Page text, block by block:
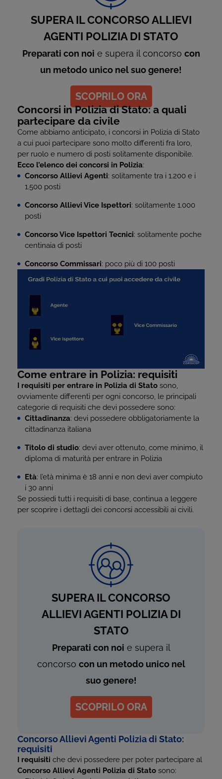
SUPERA IL CONCORSO ALLIEVI
AGENTI POLIZIA DI STATO
Preparati con noi e supera il concorso con
un metodo unico nel suo genere!
SCOPRILO ORA
Concorsi in Polizia di Stato: a quali
partecipare da civile
Come abbiamo anticipato, i concorsi in Polizia di Stato
a cui puoi partecipare sono molto differenti fra loro,
per ruolo e numero di posti solitamente disponibile.
Ecco l’elenco dei concorsi in Polizia:
Concorso Allievi Agenti: solitamente tra i 1.200 e i
1.500 posti
Concorso Allievi Vice Ispettori: solitamente 1.000
posti
Concorso Vice Ispettori Tecnici: solitamente poche
centinaia di posti
Concorso Commissari: poco più di 100 posti
Come entrare in Polizia: requisiti
I requisiti per entrare in Polizia di Stato sono,
ovviamente differenti per ogni concorso, le principali
categorie di requisiti che devi possedere sono:
Cittadinanza: devi possedere obbligatoriamente la
cittadinanza italiana
Titolo di studio: devi aver ottenuto, come minimo, il
diploma di maturità per entrare in Polizia
Età: l’età minima è 18 anni e non devi aver compiuto
i 30 anni
Se possiedi tutti i requisiti di base, continua a leggere
per scoprire i dettagli dei concorsi accessibili ai civili.
SUPERA IL CONCORSO
ALLIEVI AGENTI POLIZIA DI
STATO
Preparati con noi e supera il
concorso con un metodo unico nel
suo genere!
SCOPRILO ORA
Concorso Allievi Agenti Polizia di Stato:
requisiti
I requisiti che devi possedere per poter partecipare al
Concorso Allievi Agenti Polizia di Stato sono: